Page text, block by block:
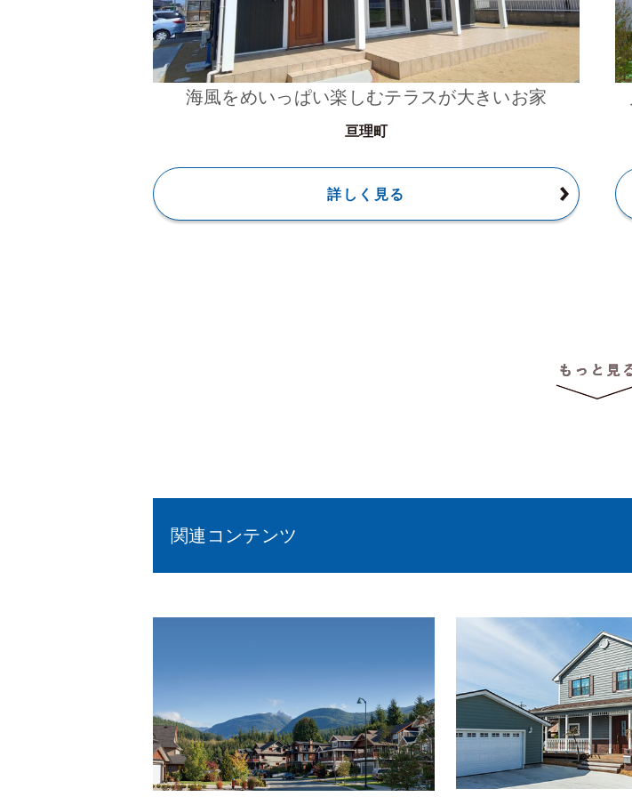
海風をめいっぱい楽しむテラスが大きいお家
亘理町
詳しく見る
関連コンテンツ